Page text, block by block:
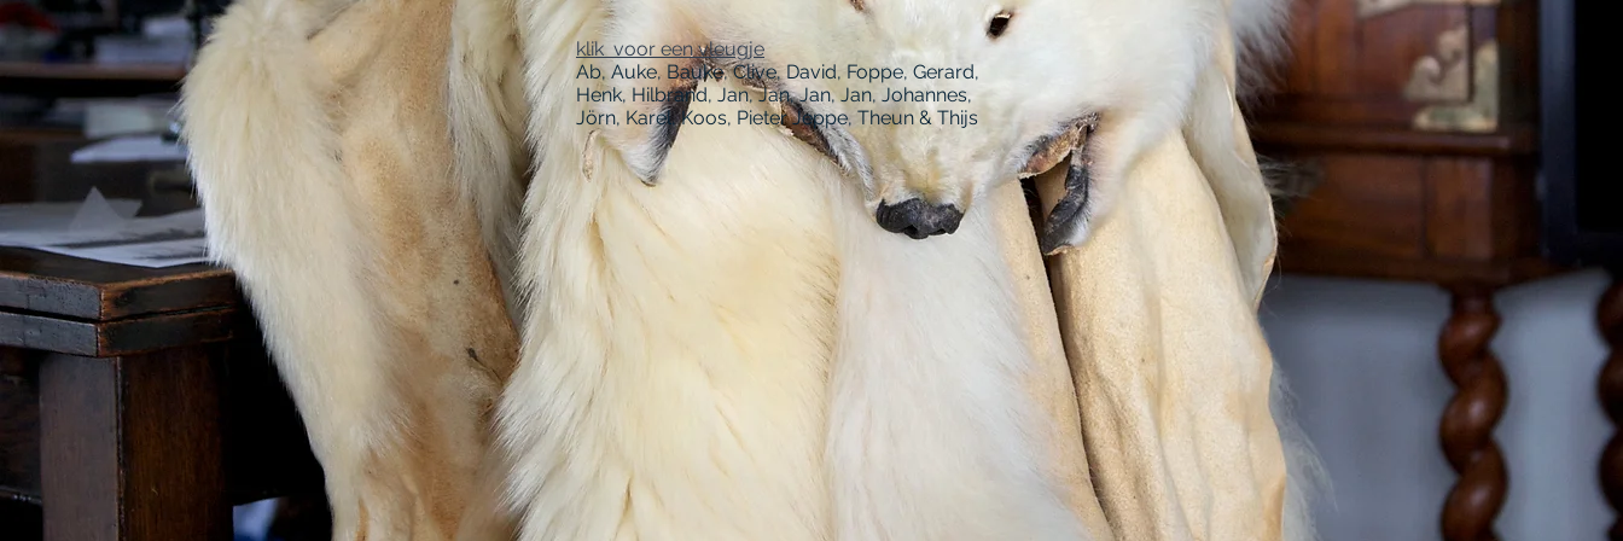
Nieuws
Achter de schermen
klik voor een vleugje
Ab, Auke, Bauke, Clive, David, Foppe, Gerard,
Henk, Hilbrand, Jan, Jan, Jan, Jan, Johannes,
Jörn, Karel, Koos, Pieter Jeppe, Theun & Thijs